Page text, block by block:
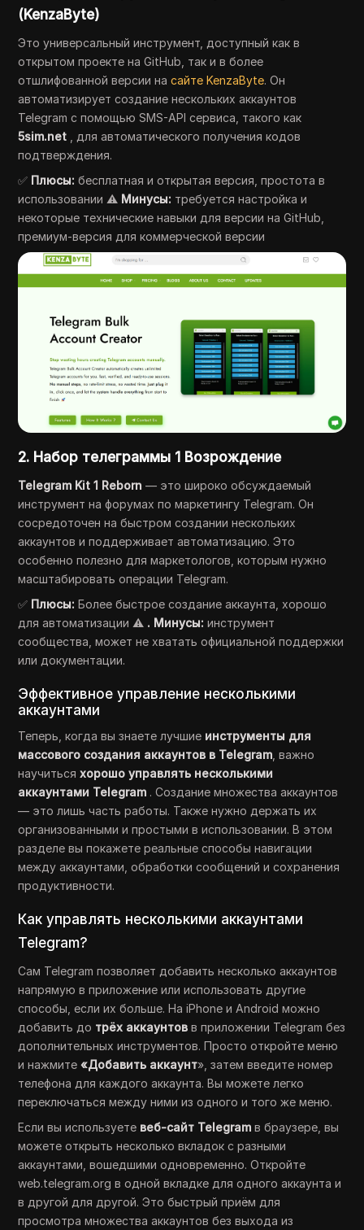
(KenzaByte)
Это универсальный инструмент, доступный как в
открытом проекте на GitHub, так и в более
отшлифованной версии насайте KenzaByte. Он
автоматизирует создание нескольких аккаунтов
Telegram с помощью SMS-API сервиса, такого как
5sim.net , для автоматического получения кодов
подтверждения.
✅ Плюсы: бесплатная и открытая версия, простота в
использовании ⚠️ Минусы: требуется настройка и
некоторые технические навыки для версии на GitHub,
премиум-версия для коммерческой версии
2. Набор телеграммы 1 Возрождение
Telegram Kit 1 Reborn — это широко обсуждаемый
инструмент на форумах по маркетингу Telegram. Он
сосредоточен на быстром создании нескольких
аккаунтов и поддерживает автоматизацию. Это
особенно полезно для маркетологов, которым нужно
масштабировать операции Telegram.
✅ Плюсы: Более быстрое создание аккаунта, хорошо
для автоматизации ⚠️ . Минусы: инструмент
сообщества, может не хватать официальной поддержки
или документации.
Эффективное управление несколькими
аккаунтами
Теперь, когда вы знаете лучшие инструменты для
массового создания аккаунтов в Telegram , важно
научитьсяхорошо управлять несколькими
аккаунтами Telegram . Создание множества аккаунтов
— это лишь часть работы. Также нужно держать их
организованными и простыми в использовании. В этом
разделе вы покажете реальные способы навигации
между аккаунтами, обработки сообщений и сохранения
продуктивности.
Как управлять несколькими аккаунтами
Telegram?
Сам Telegram позволяет добавить несколько аккаунтов
напрямую в приложение или использовать другие
способы, если их больше. На iPhone и Android можно
добавить до трёх аккаунтов в приложении Telegram без
дополнительных инструментов. Просто откройте меню
и нажмите«Добавить аккаунт», затем введите номер
телефона для каждого аккаунта. Вы можете легко
переключаться между ними из одного и того же меню.
Если вы используете веб-сайт Telegram в браузере, вы
можете открыть несколько вкладок с разными
аккаунтами, вошедшими одновременно. Откройте
web.telegram.org в одной вкладке для одного аккаунта и
в другой для другой. Это быстрый приём для
просмотра множества аккаунтов без выхода из